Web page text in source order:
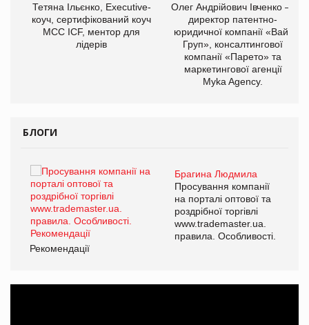
Тетяна Ільєнко, Executive-
коуч, сертифікований коуч
МСС ICF, ментор для
лідерів
Олег Андрійович Івченко —
директор патентно-
юридичної компанії «Вайз
Груп», консалтингової
компанії «Парето» та
маркетингової агенції
Myka Agency.
БЛОГИ
Брагина Людмила
Просування компанії
на порталі оптової та
роздрібної торгівлі
www.trademaster.ua.
правила. Особливості.
Рекомендації